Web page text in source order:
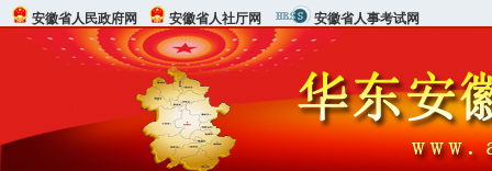
安徽省人民政府网 安徽省人社厅网 安徽省人事考试网